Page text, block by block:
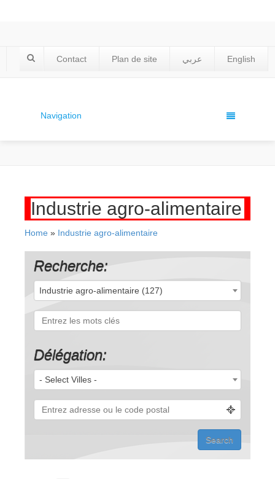
Contact Plan de site عربي English
Navigation
Industrie agro-alimentaire
Home » Industrie agro-alimentaire
Recherche:
Industrie agro-alimentaire (127)
Délégation:
- Select Villes -